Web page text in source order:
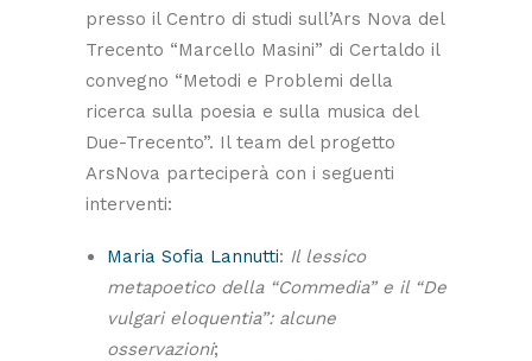
presso il Centro di studi sull’Ars Nova del
Trecento “Marcello Masini” di Certaldo il
convegno “Metodi e Problemi della
ricerca sulla poesia e sulla musica del
Due-Trecento”. Il team del progetto
ArsNova parteciperà con i seguenti
interventi:
Maria Sofia Lannutti: Il lessico
metapoetico della “Commedia” e il “De
vulgari eloquentia”: alcune
osservazioni;